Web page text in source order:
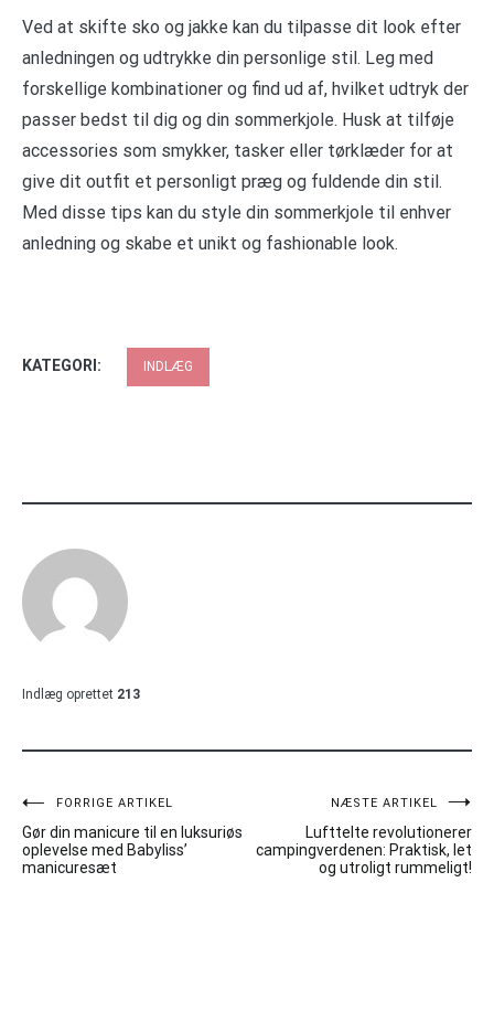
Ved at skifte sko og jakke kan du tilpasse dit look efter
anledningen og udtrykke din personlige stil. Leg med
forskellige kombinationer og find ud af, hvilket udtryk der
passer bedst til dig og din sommerkjole. Husk at tilføje
accessories som smykker, tasker eller tørklæder for at
give dit outfit et personligt præg og fuldende din stil.
Med disse tips kan du style din sommerkjole til enhver
anledning og skabe et unikt og fashionable look.
KATEGORI: INDLÆG
Indlæg oprettet 213
Indlægsnavigation
FORRIGE ARTIKEL
Gør din manicure til en luksuriøs
oplevelse med Babyliss’
manicuresæt
NÆSTE ARTIKEL
Lufttelte revolutionerer
campingverdenen: Praktisk, let
og utroligt rummeligt!